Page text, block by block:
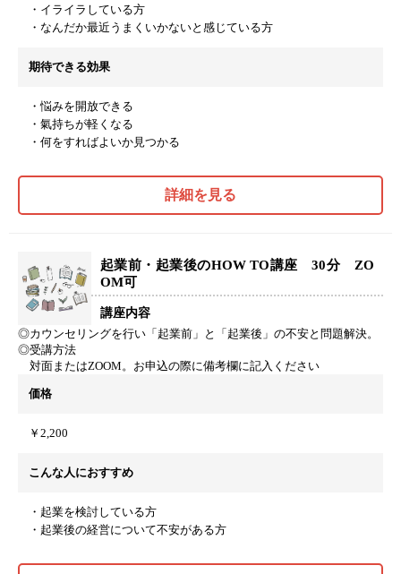
・イライラしている方
・なんだか最近うまくいかないと感じている方
期待できる効果
・悩みを開放できる
・氣持ちが軽くなる
・何をすればよいか見つかる
詳細を見る
起業前・起業後のHOW TO講座 30分 ZO
OM可
講座内容
◎カウンセリングを行い「起業前」と「起業後」の不安と問題解決。
◎受講方法
対面またはZOOM。お申込の際に備考欄に記入ください
価格
￥2,200
こんな人におすすめ
・起業を検討している方
・起業後の経営について不安がある方